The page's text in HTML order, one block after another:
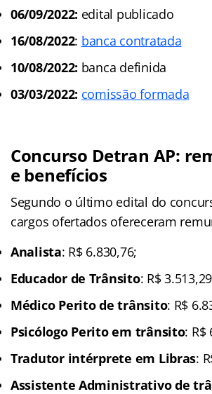
06/09/2022: edital publicado
16/08/2022: banca contratada
10/08/2022: banca definida
03/03/2022: comissão formada
Concurso Detran AP:
e benefícios
Segundo o último edital do
cargos ofertados ofereceram
Analista: R$ 6.830,76;
Educador de Trânsito: R$
Médico Perito de trânsito: R$
Psicólogo Perito em trânsito: R$
Tradutor intérprete em Libras:
Assistente Administrativo de